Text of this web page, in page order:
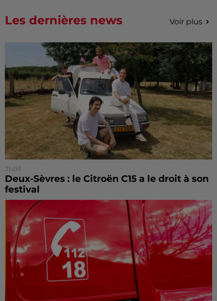
Les dernières news Voir plus
7h03
Deux-Sèvres : le Citroën C15 a le droit à son
festival